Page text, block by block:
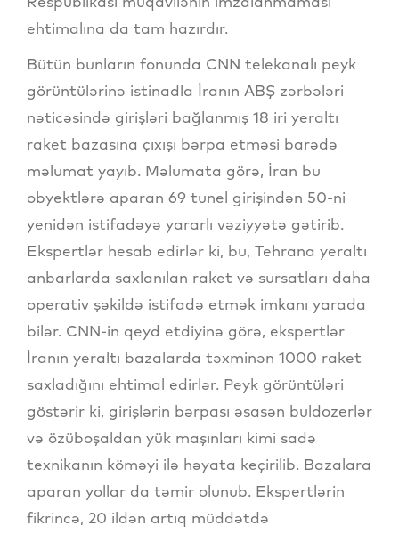
ehtimalına da tam hazırdır.
Bütün bunların fonunda CNN telekanalı peyk
görüntülərinə istinadla İranın ABŞ zərbələri
nəticəsində girişləri bağlanmış 18 iri yeraltı
raket bazasına çıxışı bərpa etməsi barədə
məlumat yayıb. Məlumata görə, İran bu
obyektlərə aparan 69 tunel girişindən 50-ni
yenidən istifadəyə yararlı vəziyyətə gətirib.
Ekspertlər hesab edirlər ki, bu, Tehrana yeraltı
anbarlarda saxlanılan raket və sursatları daha
operativ şəkildə istifadə etmək imkanı yarada
bilər. CNN-in qeyd etdiyinə görə, ekspertlər
İranın yeraltı bazalarda təxminən 1000 raket
saxladığını ehtimal edirlər. Peyk görüntüləri
göstərir ki, girişlərin bərpası əsasən buldozerlər
və özüboşaldan yük maşınları kimi sadə
texnikanın köməyi ilə həyata keçirilib. Bazalara
aparan yollar da təmir olunub. Ekspertlərin
fikrincə, 20 ildən artıq müddətdə